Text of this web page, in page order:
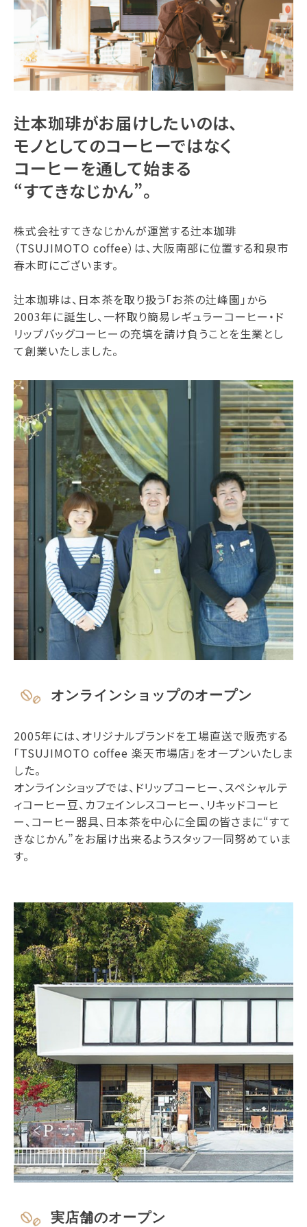
辻本珈琲がお届けしたいのは、
モノとしてのコーヒーではなく
コーヒーを通して始まる
“すてきなじかん”。
株式会社すてきなじかんが運営する辻本珈琲
（TSUJIMOTO coffee）は、大阪南部に位置する和泉市
春木町にございます。
辻本珈琲は、日本茶を取り扱う「お茶の辻峰園」から
2003年に誕生し、一杯取り簡易レギュラーコーヒー・ド
リップバッグコーヒーの充填を請け負うことを生業とし
て創業いたしました。
オンラインショップのオープン
2005年には、オリジナルブランドを工場直送で販売する
「TSUJIMOTO coffee 楽天市場店」をオープンいたしま
した。
オンラインショップでは、ドリップコーヒー、スペシャルテ
ィコーヒー豆、カフェインレスコーヒー、リキッドコーヒ
ー、コーヒー器具、日本茶を中心に全国の皆さまに“すて
きなじかん”をお届け出来るようスタッフ一同努めていま
す。
実店舗のオープン